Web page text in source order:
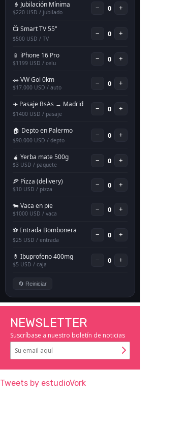
NEWSLETTER
Suscríbase a nuestro boletín de noticias
Tweets by estudioVork